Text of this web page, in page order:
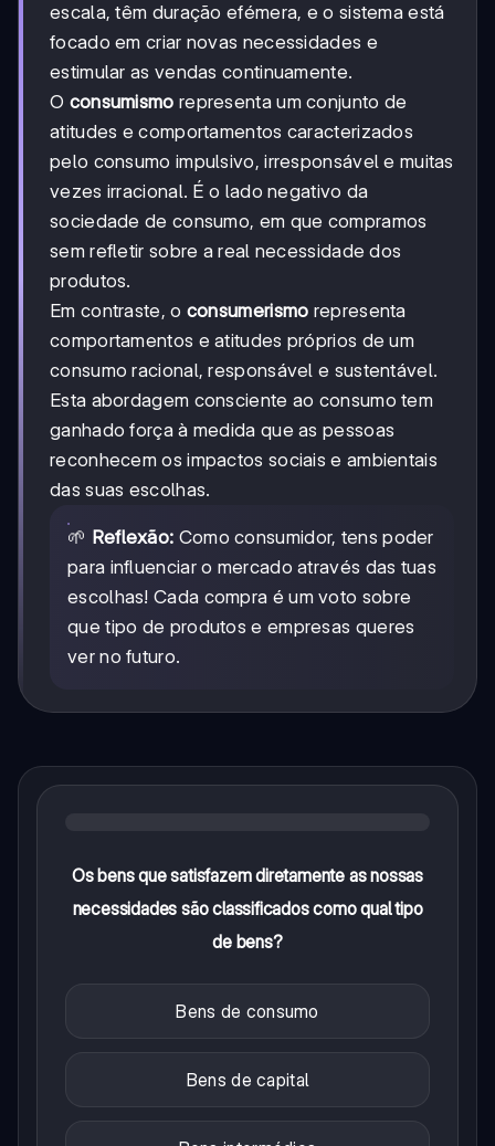
escala, têm duração efémera, e o sistema está
focado em criar novas necessidades e
estimular as vendas continuamente.
O consumismo representa um conjunto de
atitudes e comportamentos caracterizados
pelo consumo impulsivo, irresponsável e muitas
vezes irracional. É o lado negativo da
sociedade de consumo, em que compramos
sem refletir sobre a real necessidade dos
produtos.
Em contraste, o consumerismo representa
comportamentos e atitudes próprios de um
consumo racional, responsável e sustentável.
Esta abordagem consciente ao consumo tem
ganhado força à medida que as pessoas
reconhecem os impactos sociais e ambientais
das suas escolhas.
🌱 Reflexão: Como consumidor, tens poder
para influenciar o mercado através das tuas
escolhas! Cada compra é um voto sobre
que tipo de produtos e empresas queres
ver no futuro.
Os bens que satisfazem diretamente as nossas
necessidades são classificados como qual tipo
de bens?
Bens de consumo
Bens de capital